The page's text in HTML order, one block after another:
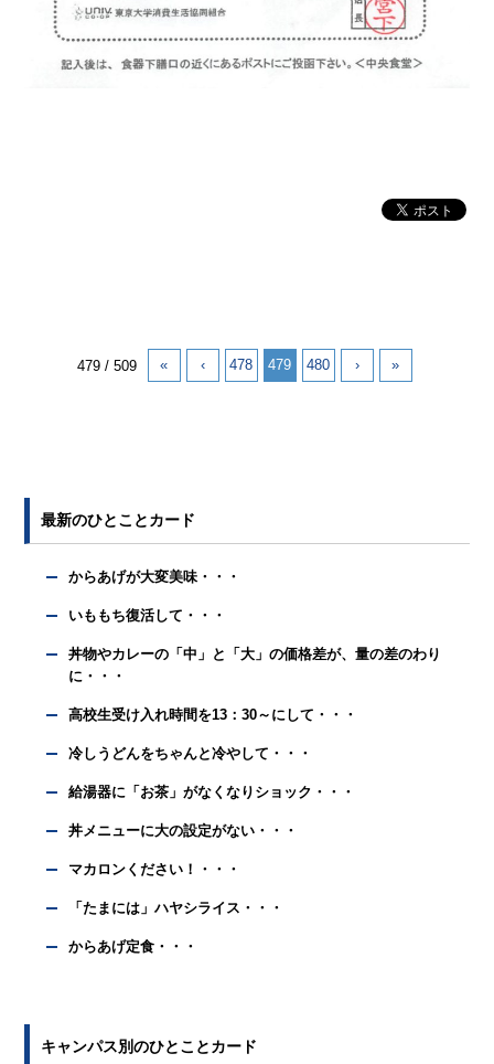
479 / 509 « ‹ 478 479 480 › »
最新のひとことカード
からあげが大変美味・・・
いももち復活して・・・
丼物やカレーの「中」と「大」の価格差が、量の差のわり
に・・・
高校生受け入れ時間を13：30～にして・・・
冷しうどんをちゃんと冷やして・・・
給湯器に「お茶」がなくなりショック・・・
丼メニューに大の設定がない・・・
マカロンください！・・・
「たまには」ハヤシライス・・・
からあげ定食・・・
キャンパス別のひとことカード